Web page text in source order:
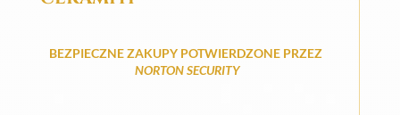
BEZPIECZNE ZAKUPY POTWIERDZONE PRZEZ
NORTON SECURITY